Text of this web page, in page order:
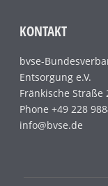
KONTAKT
bvse-
Entsorgung e.V.
Fränkische Straße
Phone +49 228
info@bvse.de